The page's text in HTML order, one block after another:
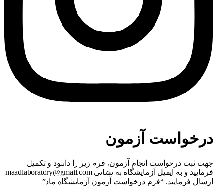
درخواست آزمون
جهت ثبت درخواست انجام آزمون، فرم زیر را دانلود و تکمیل
فرمایید و به ایمیل آزمایشگاه به نشانی maadlaboratory@gmail.com
ارسال فرمایید. “فرم درخواست آزمون آزمایشگاه ماد”